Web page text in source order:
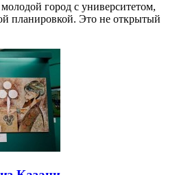
город с университетом,
планировкой. Это не открытый